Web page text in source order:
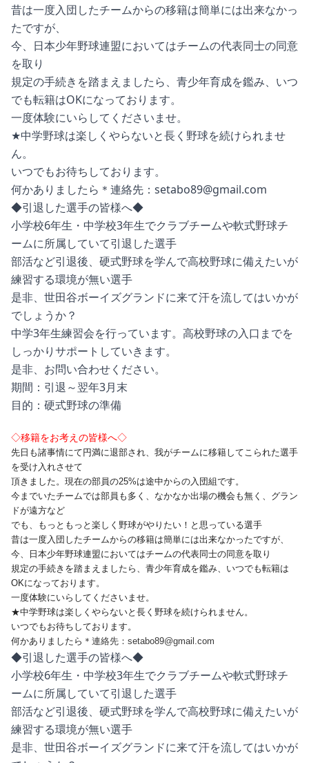
昔は一度入団したチームからの移籍は簡単には出来なかっ
たですが、
今、日本少年野球連盟においてはチームの代表同士の同意
を取り
規定の手続きを踏まえましたら、青少年育成を鑑み、いつ
でも転籍はOKになっております。
一度体験にいらしてくださいませ。
★中学野球は楽しくやらないと長く野球を続けられませ
ん。
いつでもお待ちしております。
何かありましたら＊連絡先： setabo89@gmail.com
◆引退した選手の皆様へ◆
小学校6年生・中学校3年生でクラブチームや軟式野球チ
ームに所属していて引退した選手
部活など引退後、硬式野球を学んで高校野球に備えたいが
練習する環境が無い選手
是非、世田谷ボーイズグランドに来て汗を流してはいかが
でしょうか？
中学3年生練習会を行っています。高校野球の入口までを
しっかりサポートしていきます。
是非、お問い合わせください。
期間：引退～翌年3月末
目的：硬式野球の準備
◇移籍をお考えの皆様へ◇
先日も諸事情にて円満に退部され、我がチームに移籍してこられた選手
を受け入れさせて
頂きました。現在の部員の25%は途中からの入団組です。
今までいたチームでは部員も多く、なかなか出場の機会も無く、グラン
ドが遠方など
でも、もっともっと楽しく野球がやりたい！と思っている選手
昔は一度入団したチームからの移籍は簡単には出来なかったですが、
今、日本少年野球連盟においてはチームの代表同士の同意を取り
規定の手続きを踏まえましたら、青少年育成を鑑み、いつでも転籍は
OKになっております。
一度体験にいらしてくださいませ。
★中学野球は楽しくやらないと長く野球を続けられません。
いつでもお待ちしております。
何かありましたら ＊連絡先：setabo89@gmail.com
◆引退した選手の皆様へ◆
小学校6年生・中学校3年生でクラブチームや軟式野球チ
ームに所属していて引退した選手
部活など引退後、硬式野球を学んで高校野球に備えたいが
練習する環境が無い選手
是非、世田谷ボーイズグランドに来て汗を流してはいかが